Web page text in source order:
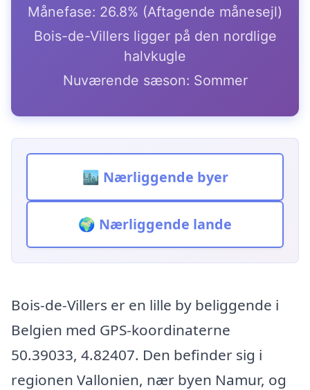
Månefase: 26.8% (Aftagende månesejl)
Bois-de-Villers ligger på den nordlige
halvkugle
Nuværende sæson: Sommer
🏙️ Nærliggende byer
🌍 Nærliggende lande
Bois-de-Villers er en lille by beliggende i
Belgien med GPS-koordinaterne
50.39033, 4.82407. Den befinder sig i
regionen Vallonien, nær byen Namur, og